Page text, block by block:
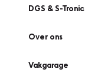
DGS & S-Tronic
Over ons
Vakgarage